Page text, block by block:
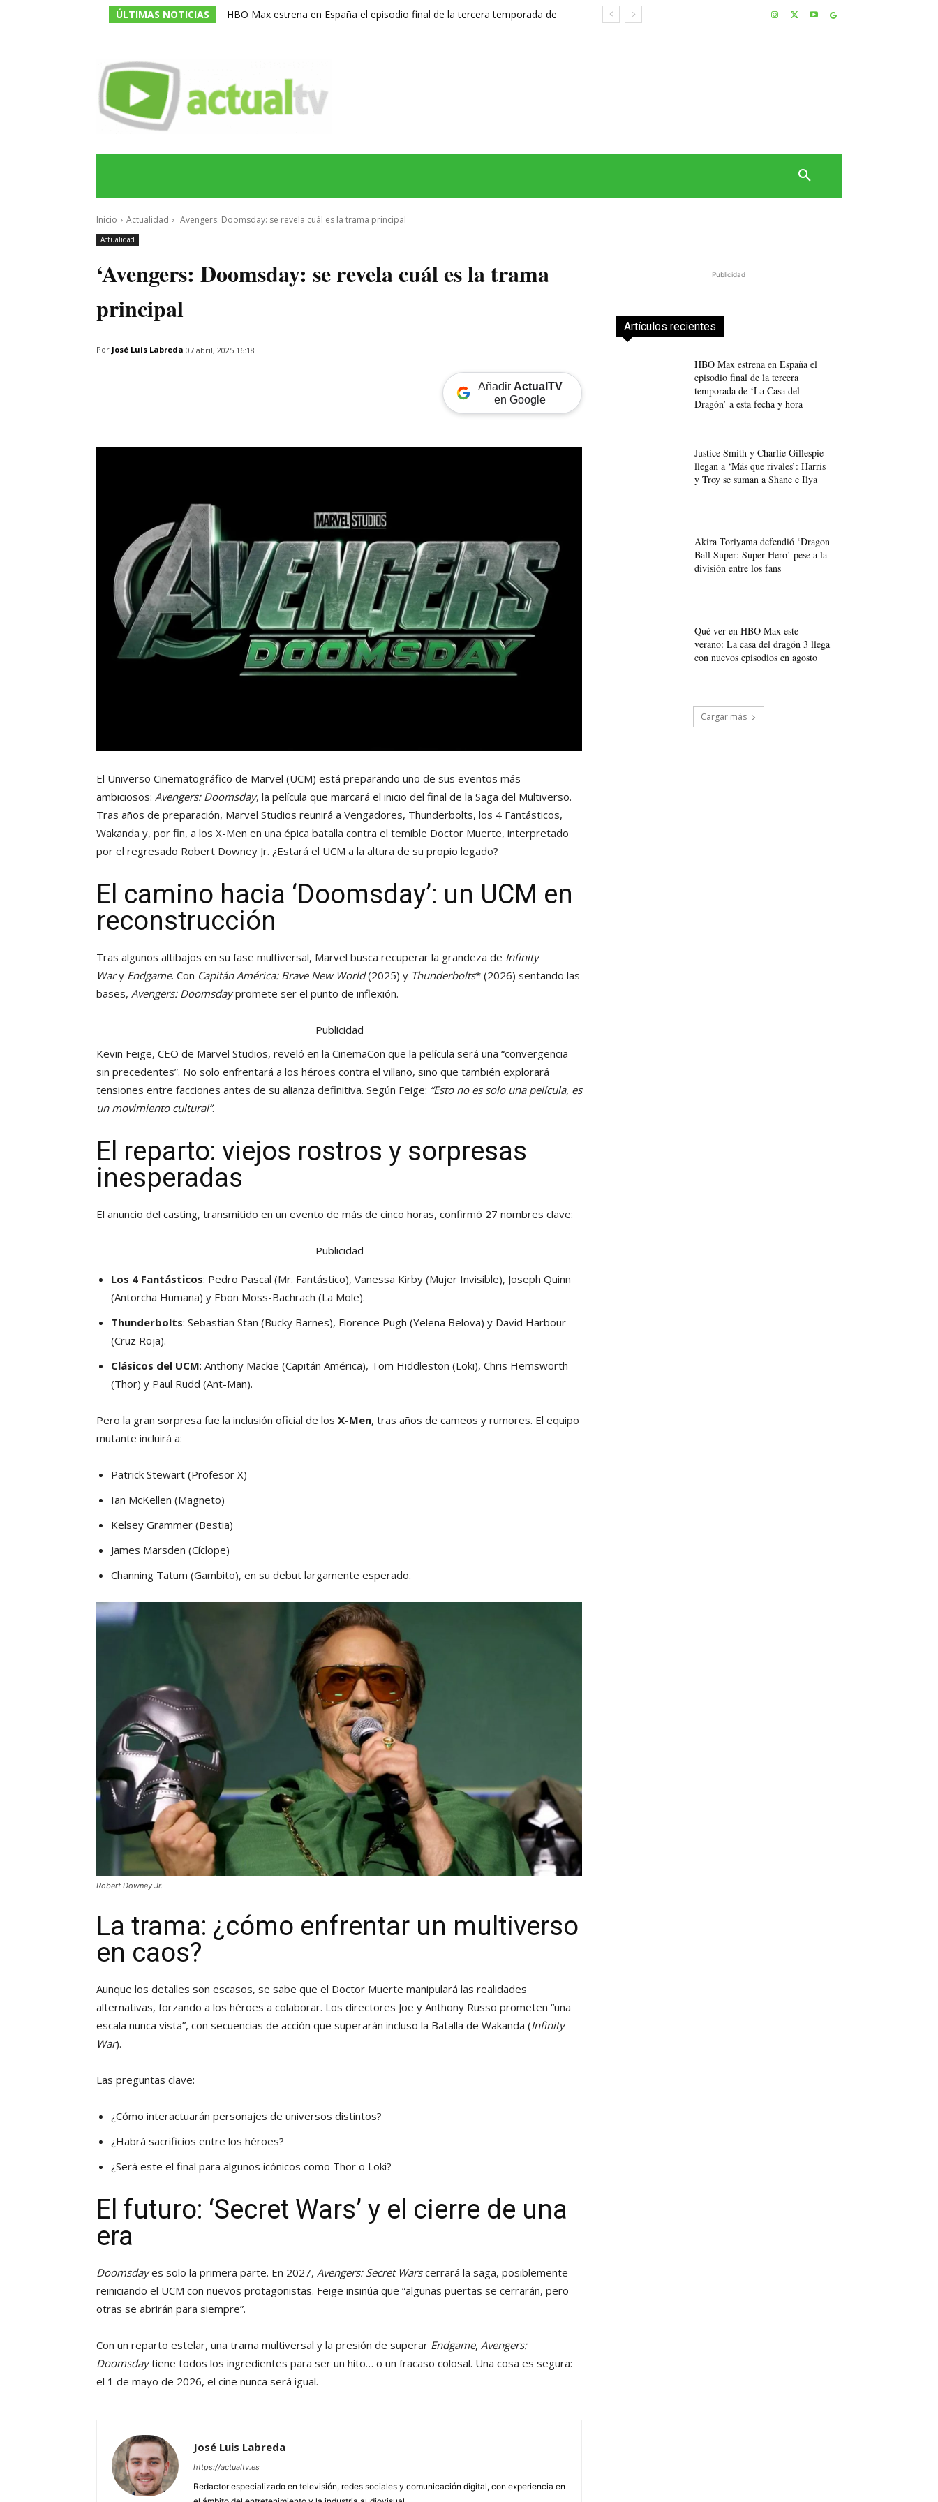
ÚLTIMAS NOTICIAS
HBO Max estrena en España el episodio final de la tercera temporada de
Inicio Actualidad 'Avengers: Doomsday: se revela cuál es la trama principal
Actualidad
‘Avengers: Doomsday: se revela cuál es la trama
principal
Por José Luis Labreda 07 abril, 2025 16:18
Añadir ActualTV
en Google
El Universo Cinematográfico de Marvel (UCM) está preparando uno de sus eventos más
ambiciosos: Avengers: Doomsday, la película que marcará el inicio del final de la Saga del Multiverso.
Tras años de preparación, Marvel Studios reunirá a Vengadores, Thunderbolts, los 4 Fantásticos,
Wakanda y, por fin, a los X-Men en una épica batalla contra el temible Doctor Muerte, interpretado
por el regresado Robert Downey Jr. ¿Estará el UCM a la altura de su propio legado?
El camino hacia ‘Doomsday’: un UCM en
reconstrucción
Tras algunos altibajos en su fase multiversal, Marvel busca recuperar la grandeza de Infinity
Wary Endgame. Con Capitán América: Brave New World(2025) y Thunderbolts* (2026) sentando las
bases, Avengers: Doomsdaypromete ser el punto de inflexión.
Publicidad
Kevin Feige, CEO de Marvel Studios, reveló en la CinemaCon que la película será una “convergencia
sin precedentes”. No solo enfrentará a los héroes contra el villano, sino que también explorará
tensiones entre facciones antes de su alianza definitiva. Según Feige: “Esto no es solo una película, es
un movimiento cultural”.
El reparto: viejos rostros y sorpresas
inesperadas
El anuncio del casting, transmitido en un evento de más de cinco horas, confirmó 27 nombres clave:
Publicidad
Los 4 Fantásticos: Pedro Pascal (Mr. Fantástico), Vanessa Kirby (Mujer Invisible), Joseph Quinn
(Antorcha Humana) y Ebon Moss-Bachrach (La Mole).
Thunderbolts: Sebastian Stan (Bucky Barnes), Florence Pugh (Yelena Belova) y David Harbour
(Cruz Roja).
Clásicos del UCM: Anthony Mackie (Capitán América), Tom Hiddleston (Loki), Chris Hemsworth
(Thor) y Paul Rudd (Ant-Man).
Pero la gran sorpresa fue la inclusión oficial de los X-Men, tras años de cameos y rumores. El equipo
mutante incluirá a:
Patrick Stewart (Profesor X)
Ian McKellen (Magneto)
Kelsey Grammer (Bestia)
James Marsden (Cíclope)
Channing Tatum (Gambito), en su debut largamente esperado.
Robert Downey Jr.
La trama: ¿cómo enfrentar un multiverso
en caos?
Aunque los detalles son escasos, se sabe que el Doctor Muerte manipulará las realidades
alternativas, forzando a los héroes a colaborar. Los directores Joe y Anthony Russo prometen “una
escala nunca vista”, con secuencias de acción que superarán incluso la Batalla de Wakanda (Infinity
War).
Las preguntas clave:
¿Cómo interactuarán personajes de universos distintos?
¿Habrá sacrificios entre los héroes?
¿Será este el final para algunos icónicos como Thor o Loki?
El futuro: ‘Secret Wars’ y el cierre de una
era
Doomsdayes solo la primera parte. En 2027, Avengers: Secret Warscerrará la saga, posiblemente
reiniciando el UCM con nuevos protagonistas. Feige insinúa que “algunas puertas se cerrarán, pero
otras se abrirán para siempre”.
Con un reparto estelar, una trama multiversal y la presión de superar Endgame, Avengers:
Doomsdaytiene todos los ingredientes para ser un hito… o un fracaso colosal. Una cosa es segura:
el 1 de mayo de 2026, el cine nunca será igual.
José Luis Labreda
https://actualtv.es
Redactor especializado en televisión, redes sociales y comunicación digital, con experiencia en
Publicidad
Artículos recientes
HBO Max estrena en España el
episodio final de la tercera
temporada de ‘La Casa del
Dragón’ a esta fecha y hora
Justice Smith y Charlie Gillespie
llegan a ‘Más que rivales’: Harris
y Troy se suman a Shane e Ilya
Akira Toriyama defendió ‘Dragon
Ball Super: Super Hero’ pese a la
división entre los fans
Qué ver en HBO Max este
verano: La casa del dragón 3 llega
con nuevos episodios en agosto
Cargar más